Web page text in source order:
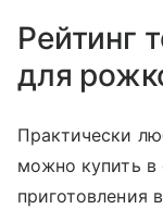
Рейтинг
для
Практически
можно купить в
приготовления